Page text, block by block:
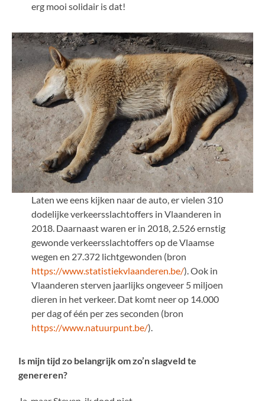
erg mooi solidair is dat!
Laten we eens kijken naar de auto, er vielen 310
dodelijke verkeersslachtoffers in Vlaanderen in
2018. Daarnaast waren er in 2018, 2.526 ernstig
gewonde verkeersslachtoffers op de Vlaamse
wegen en 27.372 lichtgewonden (bron
https://www.statistiekvlaanderen.be/). Ook in
Vlaanderen sterven jaarlijks ongeveer 5 miljoen
dieren in het verkeer. Dat komt neer op 14.000
per dag of één per zes seconden (bron
https://www.natuurpunt.be/).
Is mijn tijd zo belangrijk om zo’n slagveld te
genereren?